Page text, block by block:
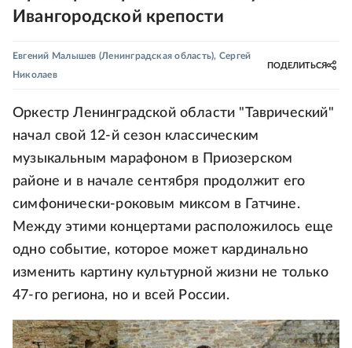
Ивангородской крепости
Евгений Малышев (Ленинградская область), Сергей
Николаев
ПОДЕЛИТЬСЯ
Оркестр Ленинградской области "Таврический"
начал свой 12-й сезон классическим
музыкальным марафоном в Приозерском
районе и в начале сентября продолжит его
симфонически-роковым миксом в Гатчине.
Между этими концертами расположилось еще
одно событие, которое может кардинально
изменить картину культурной жизни не только
47-го региона, но и всей России.